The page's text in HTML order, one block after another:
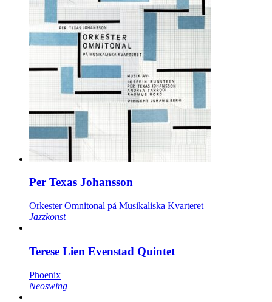
Per Texas Johansson
Orkester Omnitonal på Musikaliska Kvarteret
Jazzkonst
Terese Lien Evenstad Quintet
Phoenix
Neoswing